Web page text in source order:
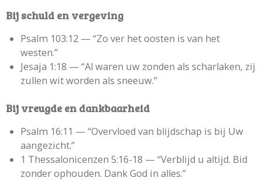
Bij schuld en vergeving
Psalm 103:12 — “Zo ver het oosten is van het
westen.”
Jesaja 1:18 — “Al waren uw zonden als scharlaken, zij
zullen wit worden als sneeuw.”
Bij vreugde en dankbaarheid
Psalm 16:11 — “Overvloed van blijdschap is bij Uw
aangezicht.”
1 Thessalonicenzen 5:16-18 — “Verblijd u altijd. Bid
zonder ophouden. Dank God in alles.”